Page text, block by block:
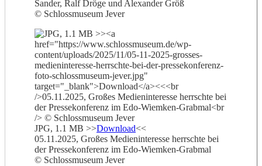
Sander, Ralf Dröge und Alexander Größ
© Schlossmuseum Jever
JPG, 1.1 MB >>Download<<
05.11.2025, Großes Medieninteresse herrschte bei
der Pressekonferenz im Edo-Wiemken-Grabmal
© Schlossmuseum Jever